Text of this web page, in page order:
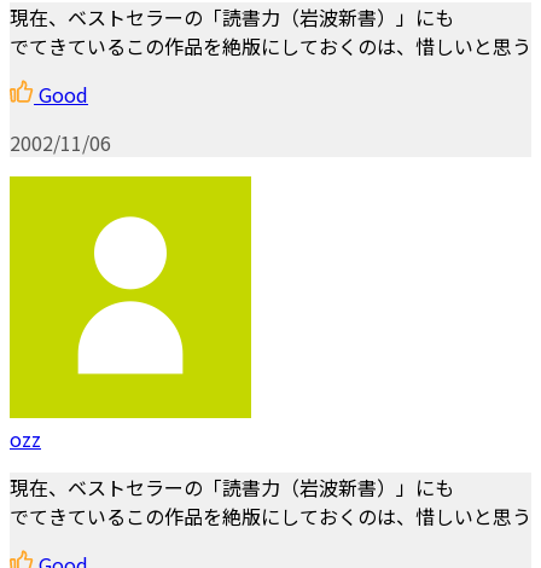
現在、ベストセラーの「読書力（岩波新書）」にも
でてきているこの作品を絶版にしておくのは、惜しいと思う
Good
2002/11/06
ozz
現在、ベストセラーの「読書力（岩波新書）」にも
でてきているこの作品を絶版にしておくのは、惜しいと思う